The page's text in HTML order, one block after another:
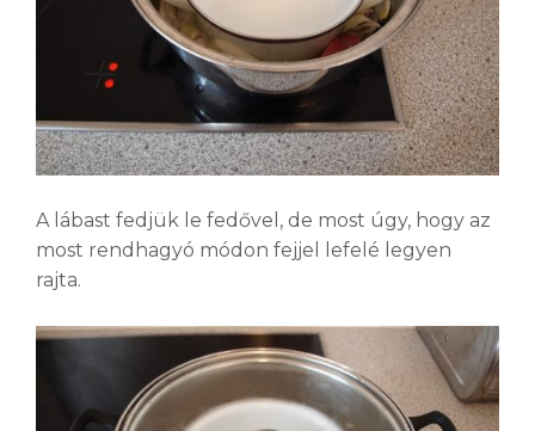
A lábast fedjük le fedővel, de most úgy, hogy az
most rendhagyó módon fejjel lefelé legyen
rajta.